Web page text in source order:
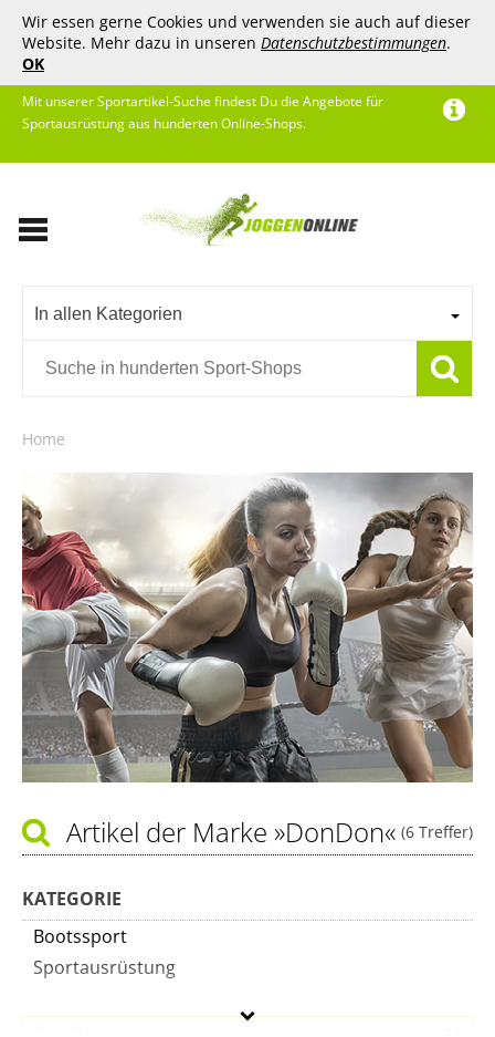
Wir essen gerne Cookies und verwenden sie auch auf dieser
Website. Mehr dazu in unseren Datenschutzbestimmungen.
OK
Mit unserer Sportartikel-Suche findest Du die Angebote für
Sportausrüstung aus hunderten Online-Shops.
In allen Kategorien
Home
(6 Treffer)
Artikel der Marke »DonDon«
KATEGORIE
Bootssport
Sportausrüstung